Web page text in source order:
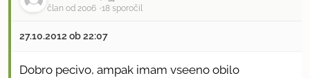
član od 2006 18 sporočil
27.10.2012 ob 22:07
Dobro pecivo, ampak imam vseeno obilo